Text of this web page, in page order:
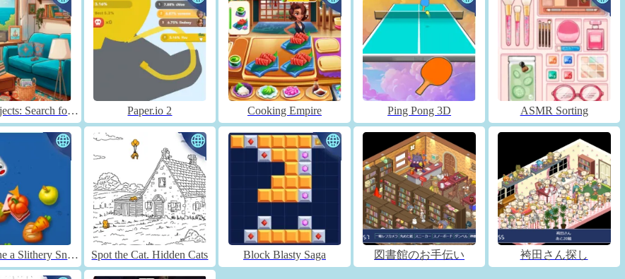
Hidden Objects: Search for Items Paper.io 2 Cooking Empire Ping Pong 3D ASMR Sorting
Worms Zone a Slithery Snake Spot the Cat. Hidden Cats Block Blasty Saga 図書館のお手伝い 袴田さん探し